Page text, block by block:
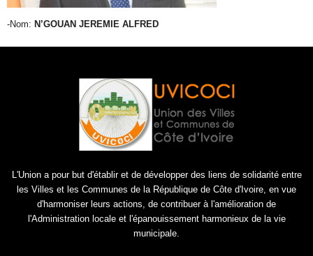
-Nom: N’GOUAN JEREMIE ALFRED
L'Union a pour but d'établir et de développer des liens de solidarité entre
les Villes et les Communes de la République de Côte d'Ivoire, en vue
d'harmoniser leurs actions, de contribuer à l'amélioration de
l'Administration locale et l'épanouissement harmonieux de la vie
municipale.